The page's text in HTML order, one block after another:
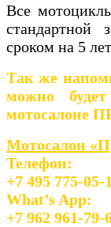
Все
стандартной
сроком на 5
Так же
можно
мотосалоне
Мотосалон
Телефон:
+7 495 775-05-
What’s App:
+7 962 961-79-